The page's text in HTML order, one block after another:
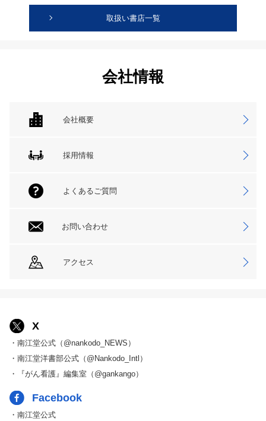
取扱い書店一覧
会社情報
会社概要
採用情報
よくあるご質問
お問い合わせ
アクセス
X
・南江堂公式（@nankodo_NEWS）
・南江堂洋書部公式（@Nankodo_Intl）
・『がん看護』編集室（@gankango）
Facebook
・南江堂公式